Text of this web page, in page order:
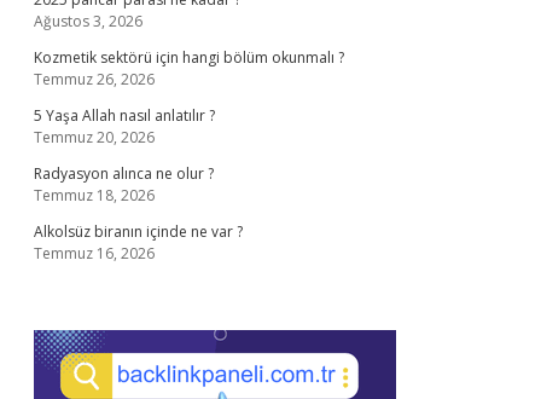
Ağustos 3, 2026
Kozmetik sektörü için hangi bölüm okunmalı ?
Temmuz 26, 2026
5 Yaşa Allah nasıl anlatılır ?
Temmuz 20, 2026
Radyasyon alınca ne olur ?
Temmuz 18, 2026
Alkolsüz biranın içinde ne var ?
Temmuz 16, 2026